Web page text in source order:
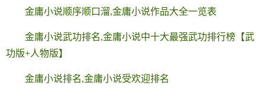
金庸小说顺序顺口溜,金庸小说作品大全一览表
金庸小说武功排名,金庸小说中十大最强武功排行榜【武
功版+人物版】
金庸小说排名,金庸小说受欢迎排名